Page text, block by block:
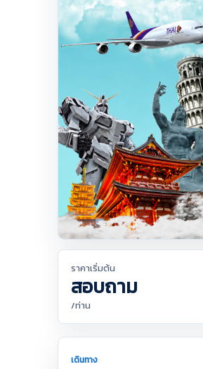
ราคาเริ่มต้น
สอบถาม
/ท่าน
เดินทาง